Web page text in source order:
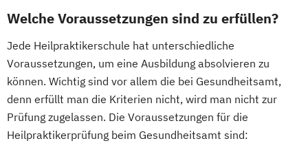
Welche Voraussetzungen sind zu erfüllen?
Jede Heilpraktikerschule hat unterschiedliche
Voraussetzungen, um eine Ausbildung absolvieren zu
können. Wichtig sind vor allem die bei Gesundheitsamt,
denn erfüllt man die Kriterien nicht, wird man nicht zur
Prüfung zugelassen. Die Voraussetzungen für die
Heilpraktikerprüfung beim Gesundheitsamt sind: